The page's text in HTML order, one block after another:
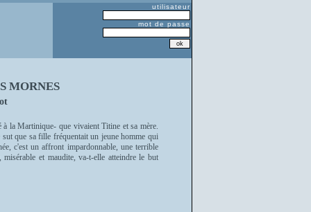
utilisateur
mot de passe
MORNES
la Martinique- que vivaient Titine et sa mère.
que sa fille fréquentait un jeune homme qui
c'est un affront impardonnable, une terrible
et maudite, va-t-elle atteindre le but